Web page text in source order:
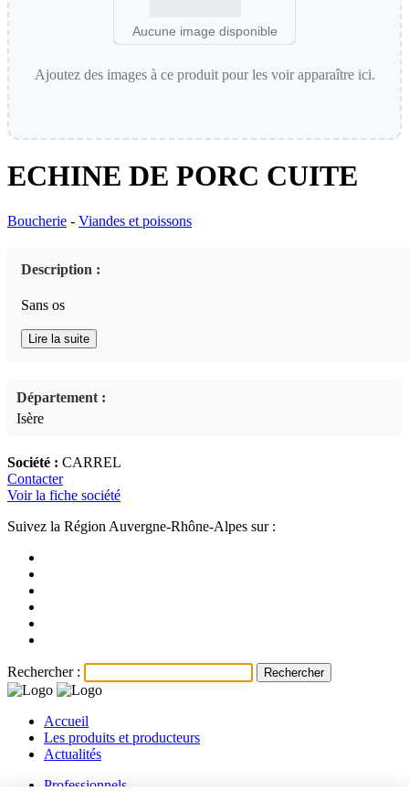
Aucune image disponible
Ajoutez des images à ce produit pour les voir apparaître ici.
ECHINE DE PORC CUITE
Boucherie - Viandes et poissons
Description :
Sans os
Lire la suite
Département :
Isère
Société : CARREL
Contacter
Voir la fiche société
Suivez la Région Auvergne-Rhône-Alpes sur :
Rechercher :
Accueil
Les produits et producteurs
Actualités
Professionnels